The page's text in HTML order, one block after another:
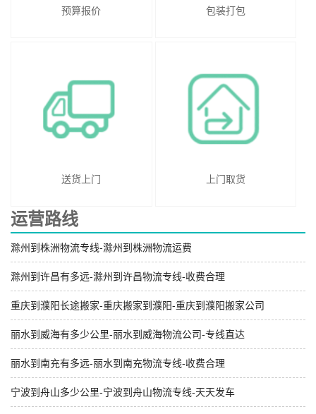
预算报价 包装打包
送货上门 上门取货
运营路线
滁州到株洲物流专线-滁州到株洲物流运费
滁州到许昌有多远-滁州到许昌物流专线-收费合理
重庆到濮阳长途搬家-重庆搬家到濮阳-重庆到濮阳搬家公司
丽水到威海有多少公里-丽水到威海物流公司-专线直达
丽水到南充有多远-丽水到南充物流专线-收费合理
宁波到舟山多少公里-宁波到舟山物流专线-天天发车